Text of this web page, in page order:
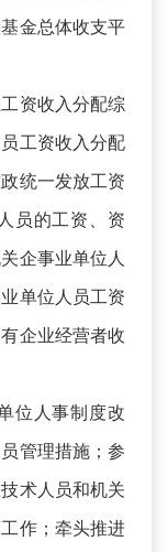
金总体收支平
资收入分配综
工资收入分配
统一发放工资
员的工资、资
企事业单位人
单位人员工资
企业经营者收
人事制度改
管理措施；参
术人员和机关
作；牵头推进